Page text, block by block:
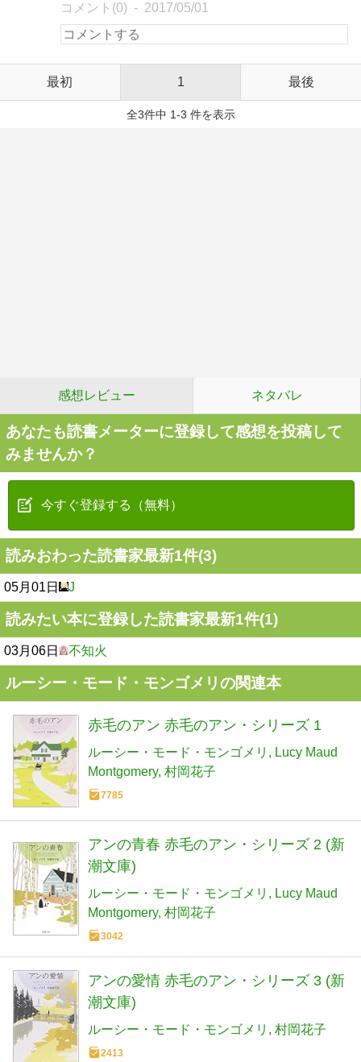
コメント(0) 2017/05/01
最初 1 最後
全3件中 1-3 件を表示
感想レビュー ネタバレ
あなたも読書メーターに登録して感想を投稿して
みませんか？
今すぐ登録する（無料）
読みおわった読書家最新1件(3)
05月01日 J
読みたい本に登録した読書家最新1件(1)
03月06日 不知火
ルーシー・モード・モンゴメリの関連本
赤毛のアン 赤毛のアン・シリーズ 1
ルーシー・モード・モンゴメリ
Lucy Maud
Montgomery 村岡花子
7785
アンの青春 赤毛のアン・シリーズ 2 (新
潮文庫)
ルーシー・モード・モンゴメリ
Lucy Maud
Montgomery 村岡花子
3042
アンの愛情 赤毛のアン・シリーズ 3 (新
潮文庫)
ルーシー・モード・モンゴメリ 村岡花子
2413